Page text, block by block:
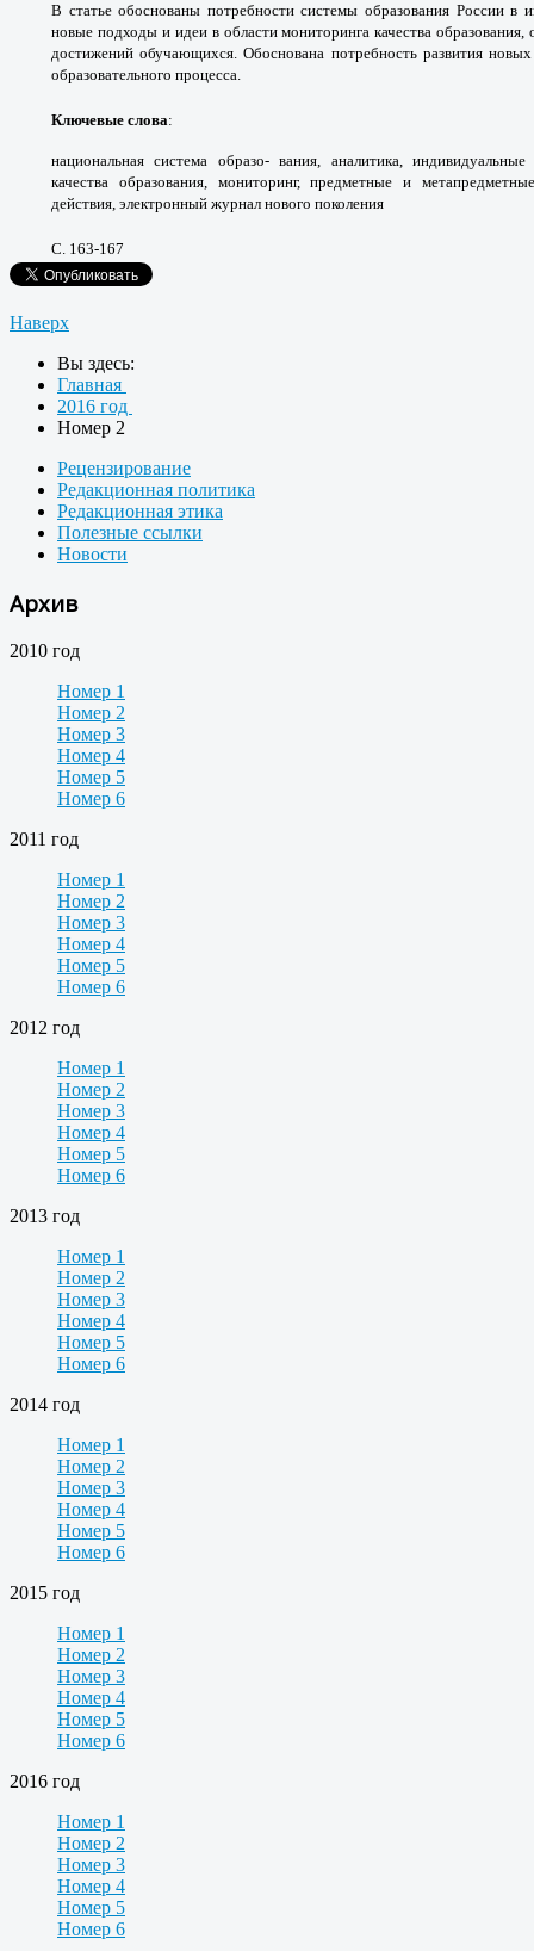
В статье обоснованы потребности системы образования России в
новые подходы и идеи в области мониторинга качества
достижений обучающихся. Обоснована потребность развития новых
образовательного процесса.
Ключевые слова:
национальная система образо- вания, аналитика,
качества образования, мониторинг, предметные и
действия, электронный журнал нового поколения
С. 163-167
Наверх
Вы здесь:
Главная
2016 год
Номер 2
Рецензирование
Редакционная политика
Редакционная этика
Полезные ссылки
Новости
Архив
2010 год
Номер 1
Номер 2
Номер 3
Номер 4
Номер 5
Номер 6
2011 год
Номер 1
Номер 2
Номер 3
Номер 4
Номер 5
Номер 6
2012 год
Номер 1
Номер 2
Номер 3
Номер 4
Номер 5
Номер 6
2013 год
Номер 1
Номер 2
Номер 3
Номер 4
Номер 5
Номер 6
2014 год
Номер 1
Номер 2
Номер 3
Номер 4
Номер 5
Номер 6
2015 год
Номер 1
Номер 2
Номер 3
Номер 4
Номер 5
Номер 6
2016 год
Номер 1
Номер 2
Номер 3
Номер 4
Номер 5
Номер 6